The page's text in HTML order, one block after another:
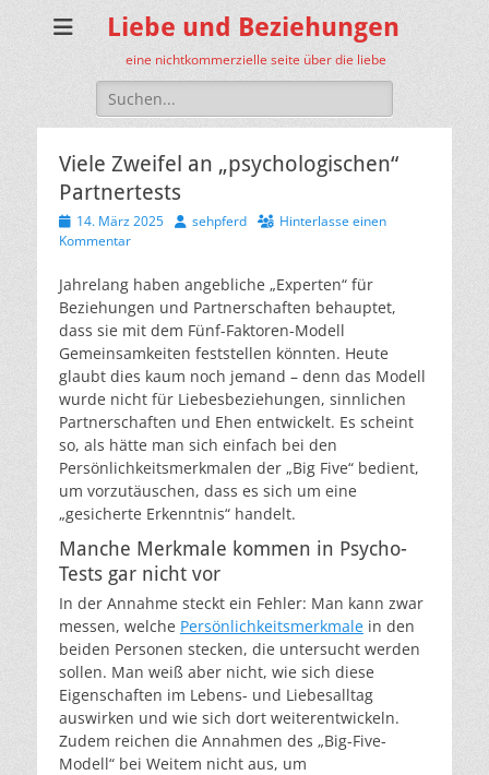
Liebe und Beziehungen
eine nichtkommerzielle seite über die liebe
Suche
nach:
Viele Zweifel an „psychologischen“
Partnertests
Veröffentlicht
am
14. März 2025 Autorsehpferd
Hinterlasse einen
Kommentar
Jahrelang haben angebliche „Experten“ für
Beziehungen und Partnerschaften behauptet,
dass sie mit dem Fünf-Faktoren-Modell
Gemeinsamkeiten feststellen könnten. Heute
glaubt dies kaum noch jemand – denn das Modell
wurde nicht für Liebesbeziehungen, sinnlichen
Partnerschaften und Ehen entwickelt. Es scheint
so, als hätte man sich einfach bei den
Persönlichkeitsmerkmalen der „Big Five“ bedient,
um vorzutäuschen, dass es sich um eine
„gesicherte Erkenntnis“ handelt.
Manche Merkmale kommen in Psycho-
Tests gar nicht vor
In der Annahme steckt ein Fehler: Man kann zwar
messen, welche Persönlichkeitsmerkmale in den
beiden Personen stecken, die untersucht werden
sollen. Man weiß aber nicht, wie sich diese
Eigenschaften im Lebens- und Liebesalltag
auswirken und wie sich dort weiterentwickeln.
Zudem reichen die Annahmen des „Big-Five-
Modell“ bei Weitem nicht aus, um